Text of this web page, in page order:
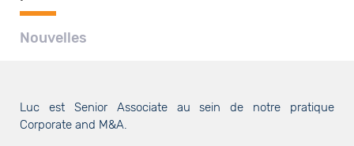
Nouvelles
Luc est Senior Associate au sein de notre pratique
Corporate and M&A.